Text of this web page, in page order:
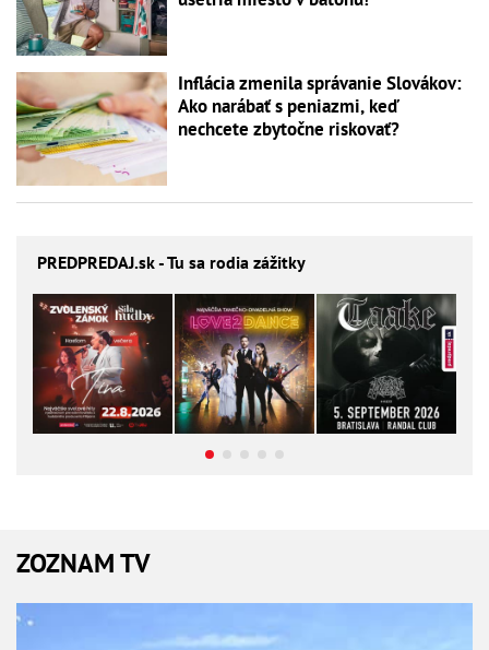
Inflácia zmenila správanie Slovákov:
Ako narábať s peniazmi, keď
nechcete zbytočne riskovať?
PREDPREDAJ.sk - Tu sa rodia zážitky
ZOZNAM TV